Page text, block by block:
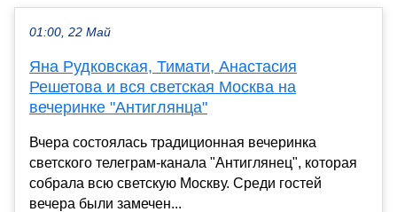
01:00, 22 Май
Яна Рудковская, Тимати, Анастасия
Решетова и вся светская Москва на
вечеринке "Антиглянца"
Вчера состоялась традиционная вечеринка
светского телеграм-канала "Антиглянец", которая
собрала всю светскую Москву. Среди гостей
вечера были замечен...